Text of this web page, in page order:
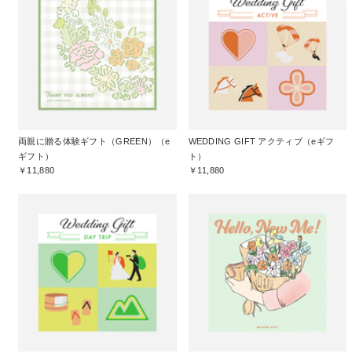
両親に贈る体験ギフト（GREEN）（e
ギフト）
￥11,880
WEDDING GIFT アクティブ（eギフ
ト）
￥11,880